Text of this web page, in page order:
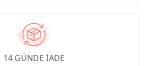
14 GÜNDE İADE